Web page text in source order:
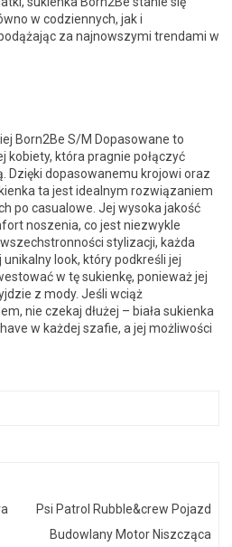
w codziennych, jak i
za najnowszymi trendami w
Born2Be S/M Dopasowane to
kobiety, która pragnie połączyć
Dzięki dopasowanemu krojowi oraz
ta jest idealnym rozwiązaniem
po casualowe. Jej wysoka jakość
noszenia, co jest niezwykle
stylizacji, każda
look, który podkreśli jej
w tę sukienkę, ponieważ jej
z mody. Jeśli wciąż
nie czekaj dłużej – biała sukienka
w każdej szafie, a jej możliwości
Psi Patrol Rubble&crew Pojazd
Budowlany Motor Niszcząca